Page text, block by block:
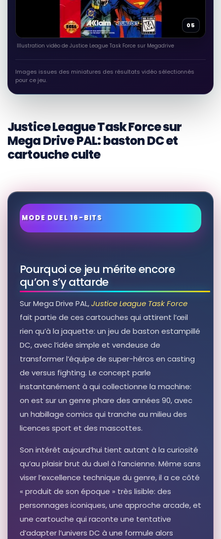
05
Illustration vidéo de Justice League Task Force sur Megadrive
Images issues des miniatures des résultats vidéo sélectionnés
pour ce jeu.
Justice League Task Force sur
Mega Drive PAL: baston DC et
cartouche culte
Pourquoi ce jeu mérite encore
qu’on s’y attarde
Sur Mega Drive PAL,Justice League Task Force
fait partie de ces cartouches qui attirent l’œil
rien qu’à la jaquette: un jeu de baston estampillé
DC, avec l’idée simple et vendeuse de
transformer l’équipe de super-héros en casting
de versus fighting. Le concept parle
instantanément à qui collectionne la machine:
on est sur un genre phare des années 90, avec
un habillage comics qui tranche au milieu des
licences sport et des mascottes.
Son intérêt aujourd’hui tient autant à la curiosité
qu’au plaisir brut du duel à l’ancienne. Même sans
viser l’excellence technique du genre, il a ce côté
« produit de son époque » très lisible: des
personnages iconiques, une approche arcade, et
une cartouche qui raconte une tentative
d’adapter l’univers DC à une formule alors